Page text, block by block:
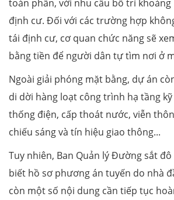
toàn phần, với nhu cầu bố trí khoảng
định cư. Đối với các trường hợp
tái định cư, cơ quan chức năng sẽ
bằng tiền để người dân tự tìm nơi ở
Ngoài giải phóng mặt bằng, dự án
di dời hàng loạt công trình hạ tầng
thống điện, cấp thoát nước, viễn
chiếu sáng và tín hiệu giao thông...
Tuy nhiên, Ban Quản lý Đường sắt đô
biết hồ sơ phương án tuyến do nhà
còn một số nội dung cần tiếp tục